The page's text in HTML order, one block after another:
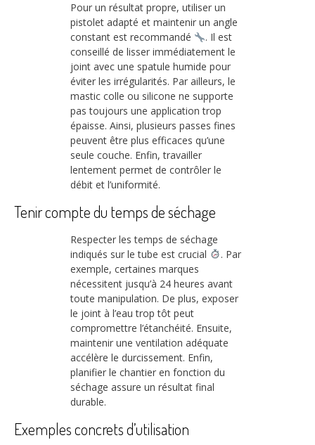
Pour un résultat propre, utiliser un
pistolet adapté et maintenir un angle
constant est recommandé
. Il est
conseillé de lisser immédiatement le
joint avec une spatule humide pour
éviter les irrégularités. Par ailleurs, le
mastic colle ou silicone ne supporte
pas toujours une application trop
épaisse. Ainsi, plusieurs passes fines
peuvent être plus efficaces qu’une
seule couche. Enfin, travailler
lentement permet de contrôler le
débit et l’uniformité.
Tenir compte du temps de séchage
Respecter les temps de séchage
indiqués sur le tube est crucial
. Par
exemple, certaines marques
nécessitent jusqu’à 24 heures avant
toute manipulation. De plus, exposer
le joint à l’eau trop tôt peut
compromettre l’étanchéité. Ensuite,
maintenir une ventilation adéquate
accélère le durcissement. Enfin,
planifier le chantier en fonction du
séchage assure un résultat final
durable.
Exemples concrets d’utilisation